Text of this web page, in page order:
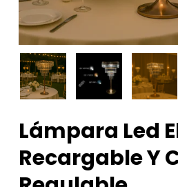
Lámpara Led
Recargable Y